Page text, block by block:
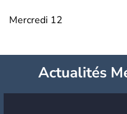
Mercredi 12
Actualités